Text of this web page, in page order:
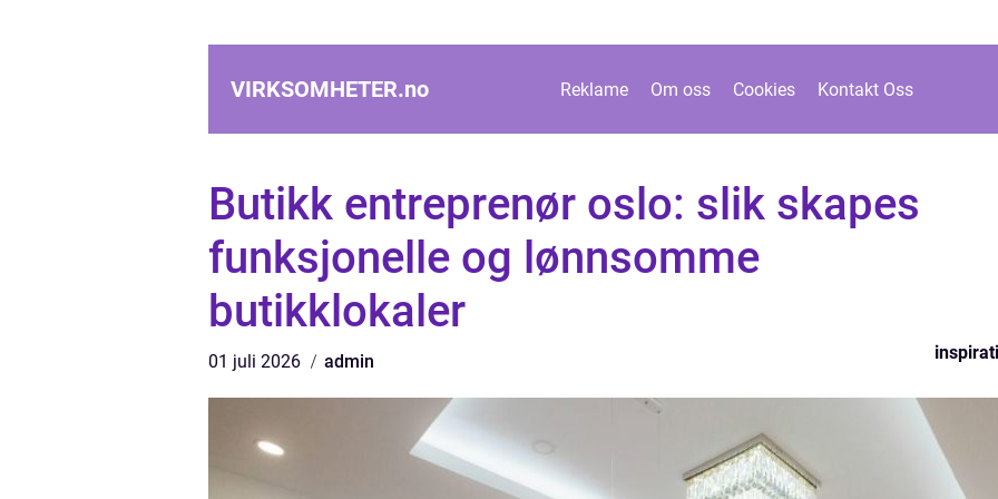
VIRKSOMHETER.no Reklame Om oss Cookies Kontakt Oss
Butikk entreprenør oslo: slik skapes
funksjonelle og lønnsomme
butikklokaler
01 juli 2026 admin